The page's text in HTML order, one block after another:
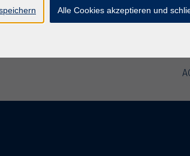
Schlüsselkompetenzen im Umgang
Alle Cookies akzeptieren und